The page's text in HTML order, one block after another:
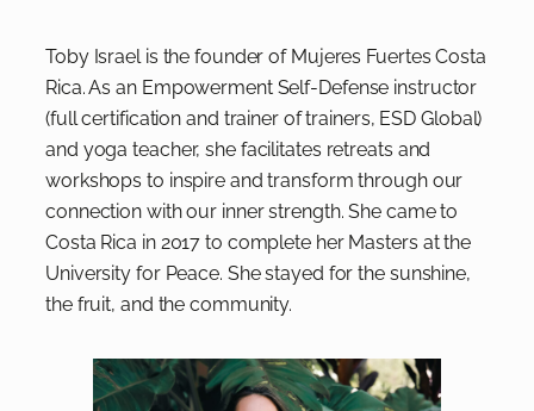
Toby Israel is the founder of Mujeres Fuertes Costa
Rica. As an Empowerment Self-Defense instructor
(full certification and trainer of trainers, ESD Global)
and yoga teacher, she facilitates retreats and
workshops to inspire and transform through our
connection with our inner strength. She came to
Costa Rica in 2017 to complete her Masters at the
University for Peace. She stayed for the sunshine,
the fruit, and the community.